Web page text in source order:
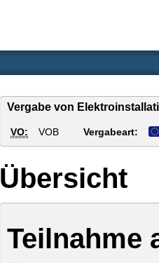
Vergabe von
VO: VOB Vergabeart:
Übersicht
Teilnahme